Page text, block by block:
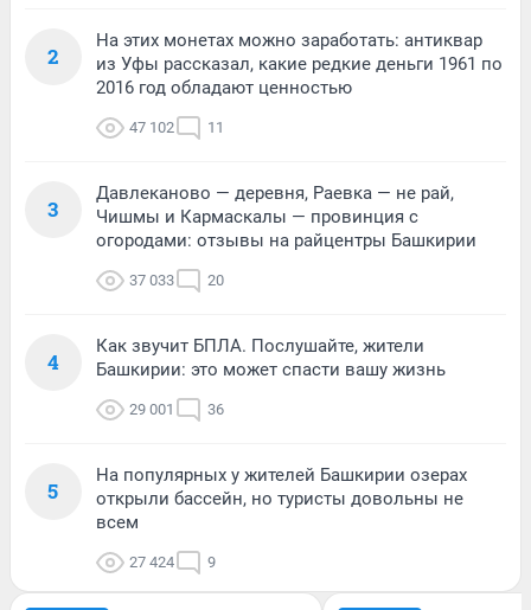
2
На этих монетах можно заработать: антиквар
из Уфы рассказал, какие редкие деньги 1961 по
2016 год обладают ценностью
47 102 11
3
Давлеканово — деревня, Раевка — не рай,
Чишмы и Кармаскалы — провинция с
огородами: отзывы на райцентры Башкирии
37 033 20
4
Как звучит БПЛА. Послушайте, жители
Башкирии: это может спасти вашу жизнь
29 001 36
5
На популярных у жителей Башкирии озерах
открыли бассейн, но туристы довольны не
всем
27 424 9